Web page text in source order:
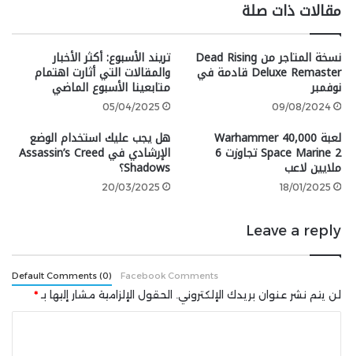
على الفور. هدفك هو أن تكون آخر فريق من ثلاثة لاعبين
باقيًا من مجموعة بداية مكونة من 20 فريقًا (60 لاعبًا في
المجموع)، لكن Apex Legends تبرز عن منافسيها من خلال
السماح لك بالاختيار من بين شخصيات مميزة، كل منها
بقدراتها الخاصة (مثل Overwatch). هذا يخلق احتمالات لا
نهائية لكيفية وضع استراتيجيتك مع فريقك. نظام الإشارة
العبقري للعبة يسمح لك بتحديد المواقع والأسلحة
والأعداء لزملائك دون قول كلمة، وحركة اللعب وإطلاق النار
سلسة جدًا.
9. Fortnite Battle Royale
فورتنايت لا تحتاج حقًا إلى مقدمة. لقد هيمنت على مشهد
مقالات ذات صلة
نسخة المتاجر من Dead Rising
Deluxe Remaster قادمة في
نوفمبر
09/08/2024
تريند الأسبوع: أكثر الأخبار
والمقالات التي أثارت اهتمام
متابعينا الأسبوع الماضي
05/04/2025
لعبة Warhammer 40,000
Space Marine 2 تجاوزت 6
ملايين لاعب
18/01/2025
هل يجب عليك استخدام الوضع
الإرشادي في Assassin’s Creed
Shadows؟
20/03/2025
Leave a reply
Default Comments (0) Facebook Comments
لن يتم نشر عنوان بريدك الإلكتروني. الحقول الإلزامية مشار إليها بـ *